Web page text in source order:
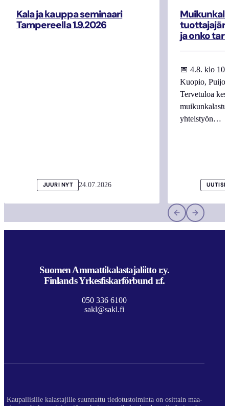
Kala ja kauppa seminaari
Tampereella 1.9.2026
JUURI NYT 24.07.2026
ja onko
📅 4.8. klo
Kuopio,
Tervetuloa
yhteistyön…
Suomen Ammattikalastajaliitto r.y.
Finlands Yrkesfiskarförbund r.f.
050 336 6100
sakl@sakl.fi
Kaupallisille kalastajille suunnattu tiedotustoiminta on osittain maa-